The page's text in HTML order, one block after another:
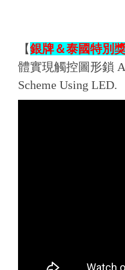
【銀牌＆泰國特別
體實現觸控圖形鎖 A
Scheme Using LED.